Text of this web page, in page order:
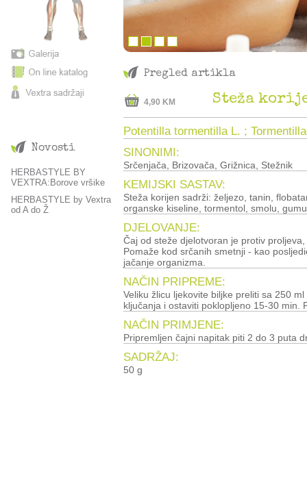
Novosti
HERBASTYLE BY
VEXTRA:Borove vršike
HERBASTYLE by Vextra
od A do Ž
Pregled artikla
4,90 KM Steža
Potentilla tormentilla L. ;
SINONIMI:
Srčenjača, Brizovača, Grižnica, Stežnik
KEMIJSKI SASTAV:
Steža korijen sadrži: željezo, tanin,
organske kiseline, tormentol, smolu,
DJELOVANJE:
Čaj od steže djelotvoran je protiv
Pomaže kod srčanih smetnji - kao
jačanje organizma.
NAČIN PRIPREME:
Veliku žlicu ljekovite biljke preliti sa 250
ključanja i ostaviti poklopljeno 15-30 min.
NAČIN PRIMJENE:
Pripremljen čajni napitak piti 2 do 3 puta
SADRŽAJ:
50 g